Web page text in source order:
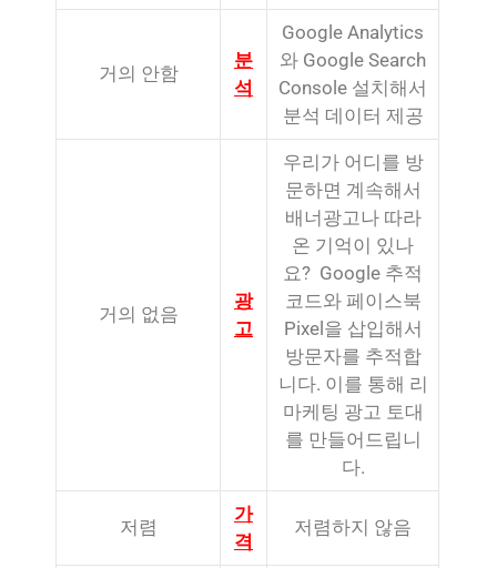
거의 안함
분
석
Google Analytics
와 Google Search
Console 설치해서
분석 데이터 제공
거의 없음
광
고
우리가 어디를 방
문하면 계속해서
배너광고나 따라
온 기억이 있나
요? Google 추적
코드와 페이스북
Pixel을 삽입해서
방문자를 추적합
니다. 이를 통해 리
마케팅 광고 토대
를 만들어드립니
다.
저렴
가
격
저렴하지 않음